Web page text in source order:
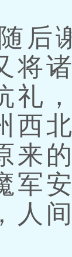
将
礼
西
来
军
人